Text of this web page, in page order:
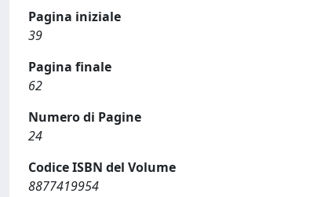
Pagina iniziale
39
Pagina finale
62
Numero di Pagine
24
Codice ISBN del Volume
8877419954